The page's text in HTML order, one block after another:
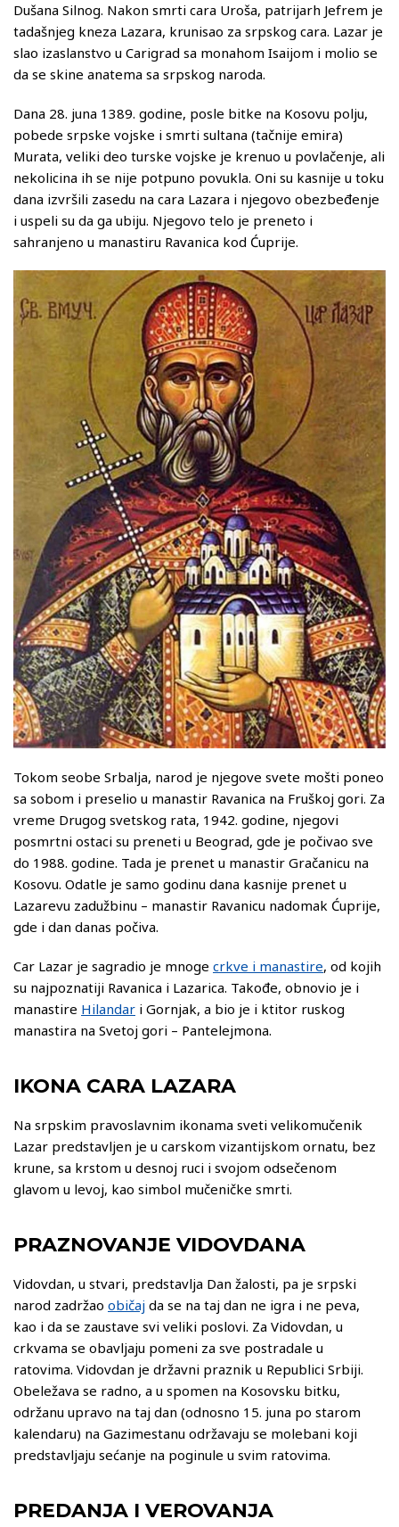
Dušana Silnog. Nakon smrti cara Uroša, patrijarh Jefrem je
tadašnjeg kneza Lazara, krunisao za srpskog cara. Lazar je
slao izaslanstvo u Carigrad sa monahom Isaijom i molio se
da se skine anatema sa srpskog naroda.
Dana 28. juna 1389. godine, posle bitke na Kosovu polju,
pobede srpske vojske i smrti sultana (tačnije emira)
Murata, veliki deo turske vojske je krenuo u povlačenje, ali
nekolicina ih se nije potpuno povukla. Oni su kasnije u toku
dana izvršili zasedu na cara Lazara i njegovo obezbeđenje
i uspeli su da ga ubiju. Njegovo telo je preneto i
sahranjeno u manastiru Ravanica kod Ćuprije.
Tokom seobe Srbalja, narod je njegove svete mošti poneo
sa sobom i preselio u manastir Ravanica na Fruškoj gori. Za
vreme Drugog svetskog rata, 1942. godine, njegovi
posmrtni ostaci su preneti u Beograd, gde je počivao sve
do 1988. godine. Tada je prenet u manastir Gračanicu na
Kosovu. Odatle je samo godinu dana kasnije prenet u
Lazarevu zadužbinu – manastir Ravanicu nadomak Ćuprije,
gde i dan danas počiva.
Car Lazar je sagradio je mnoge crkve i manastire, od kojih
su najpoznatiji Ravanica i Lazarica. Takođe, obnovio je i
manastire Hilandar i Gornjak, a bio je i ktitor ruskog
manastira na Svetoj gori – Pantelejmona.
IKONA CARA LAZARA
Na srpskim pravoslavnim ikonama sveti velikomučenik
Lazar predstavljen je u carskom vizantijskom ornatu, bez
krune, sa krstom u desnoj ruci i svojom odsečenom
glavom u levoj, kao simbol mučeničke smrti.
PRAZNOVANJE VIDOVDANA
Vidovdan, u stvari, predstavlja Dan žalosti, pa je srpski
narod zadržao običaj da se na taj dan ne igra i ne peva,
kao i da se zaustave svi veliki poslovi. Za Vidovdan, u
crkvama se obavljaju pomeni za sve postradale u
ratovima. Vidovdan je državni praznik u Republici Srbiji.
Obeležava se radno, a u spomen na Kosovsku bitku,
održanu upravo na taj dan (odnosno 15. juna po starom
kalendaru) na Gazimestanu održavaju se molebani koji
predstavljaju sećanje na poginule u svim ratovima.
PREDANJA I VEROVANJA